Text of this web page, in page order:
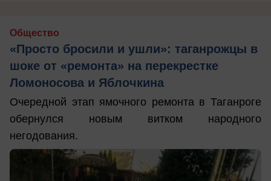
Общество
«Просто бросили и ушли»: таганрожцы в
шоке от «ремонта» на перекрестке
Ломоносова и Яблочкина
Очередной этап ямочного ремонта в Таганроге
обернулся новым витком народного
негодования.